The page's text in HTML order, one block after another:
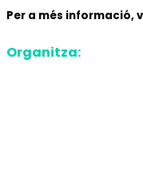
Per a més informació,
Organitza: